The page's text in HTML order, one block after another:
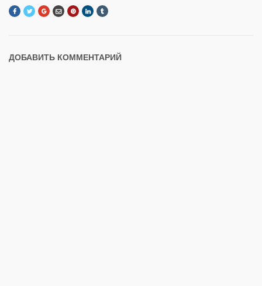
ДОБАВИТЬ КОММЕНТАРИЙ